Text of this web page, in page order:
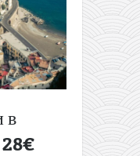
в
28€
в Ниццу
всего от
в одну
Туда,
где